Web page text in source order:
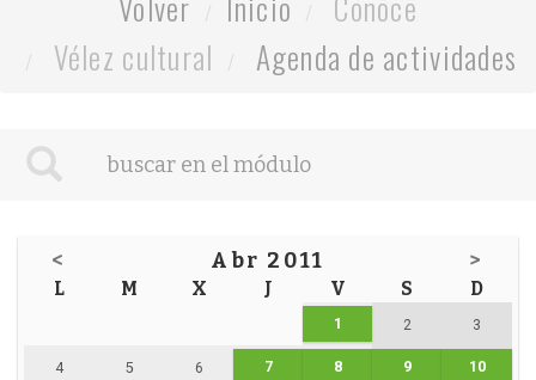
Vélez cultural
Agenda de actividades
< Abr 2011 >
L M X J V S D
1 2 3
4 5 6 7 8 9 10